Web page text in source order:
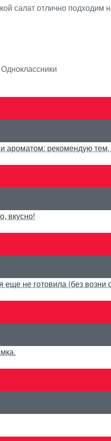
салат отлично подходим
Одноклассники
ароматом: рекомендую
вкусно!
не готовила (без возни